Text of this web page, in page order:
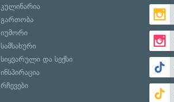
კულინარია
გართობა
იუმორი
სამსახური
სიყვარული და სექსი
ინსპირაცია
რჩევები